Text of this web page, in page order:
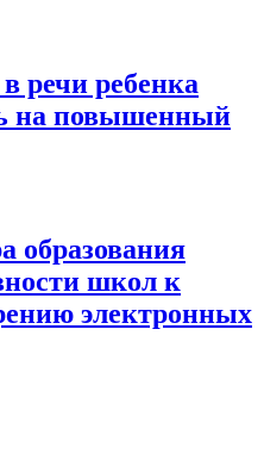
речи ребенка
на повышенный
образования
школ к
электронных